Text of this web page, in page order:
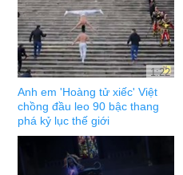
1:22
Anh em 'Hoàng tử xiếc' Việt
chồng đầu leo 90 bậc thang
phá kỷ lục thế giới